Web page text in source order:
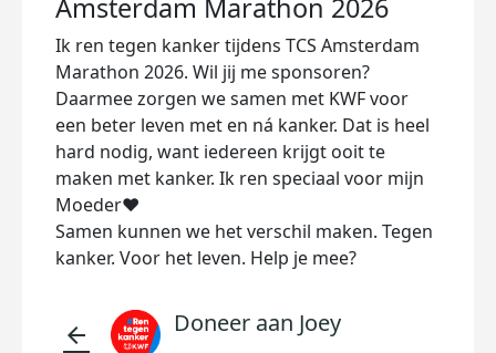
Amsterdam Marathon 2026
Ik ren tegen kanker tijdens TCS Amsterdam
Marathon 2026. Wil jij me sponsoren?
Daarmee zorgen we samen met KWF voor
een beter leven met en ná kanker. Dat is heel
hard nodig, want iedereen krijgt ooit te
maken met kanker. Ik ren speciaal voor mijn
Moeder♥️
Samen kunnen we het verschil maken. Tegen
kanker. Voor het leven. Help je mee?
arrow_back Doneer aan Joey